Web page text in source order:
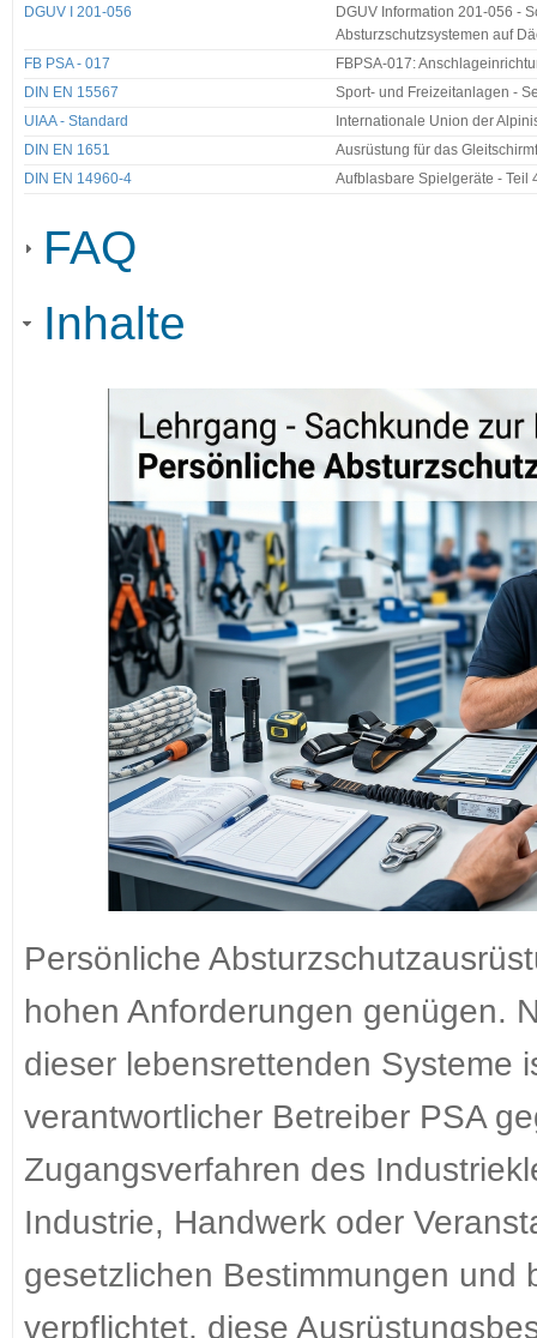
DGUV I 201-056
DGUV Information 201-056 -
Absturzschutzsystemen auf
FB PSA - 017
FBPSA-017:
DIN EN 15567
Sport- und Freizeitanlagen -
UIAA - Standard
Internationale Union der
DIN EN 1651
Ausrüstung für das
DIN EN 14960-4
Aufblasbare Spielgeräte - Teil
FAQ
Inhalte
Persönliche
hohen Anforderungen genügen.
dieser lebensrettenden Systeme
verantwortlicher Betreiber PSA
Zugangsverfahren des
Industrie, Handwerk oder
gesetzlichen Bestimmungen und
verpflichtet, diese